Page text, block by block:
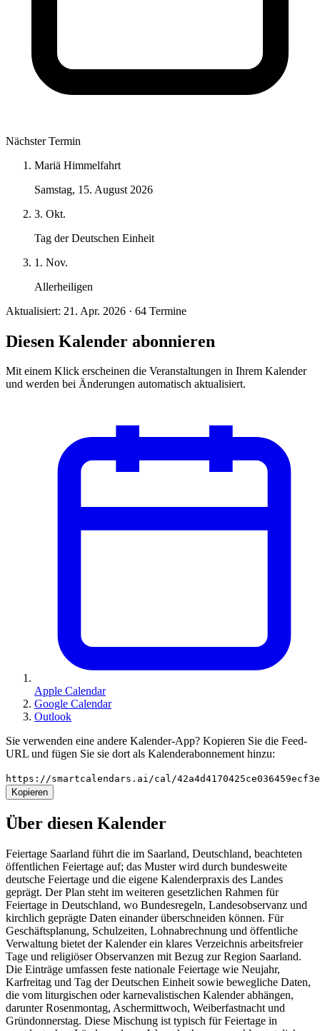
Nächster Termin
Mariä Himmelfahrt
Samstag, 15. August 2026
3. Okt.
Tag der Deutschen Einheit
1. Nov.
Allerheiligen
Aktualisiert: 21. Apr. 2026 · 64 Termine
Diesen Kalender abonnieren
Mit einem Klick erscheinen die Veranstaltungen in Ihrem Kalender
und werden bei Änderungen automatisch aktualisiert.
Apple Calendar
Google Calendar
Outlook
Sie verwenden eine andere Kalender-App? Kopieren Sie die Feed-
URL und fügen Sie sie dort als Kalenderabonnement hinzu:
https://smartcalendars.ai/cal/
Kopieren
Über diesen Kalender
Feiertage Saarland führt die im Saarland, Deutschland, beachteten
öffentlichen Feiertage auf; das Muster wird durch bundesweite
deutsche Feiertage und die eigene Kalenderpraxis des Landes
geprägt. Der Plan steht im weiteren gesetzlichen Rahmen für
Feiertage in Deutschland, wo Bundesregeln, Landesobservanz und
kirchlich geprägte Daten einander überschneiden können. Für
Geschäftsplanung, Schulzeiten, Lohnabrechnung und öffentliche
Verwaltung bietet der Kalender ein klares Verzeichnis arbeitsfreier
Tage und religiöser Observanzen mit Bezug zur Region Saarland.
Die Einträge umfassen feste nationale Feiertage wie Neujahr,
Karfreitag und Tag der Deutschen Einheit sowie bewegliche Daten,
die vom liturgischen oder karnevalistischen Kalender abhängen,
darunter Rosenmontag, Aschermittwoch, Weiberfastnacht und
Gründonnerstag. Diese Mischung ist typisch für Feiertage in